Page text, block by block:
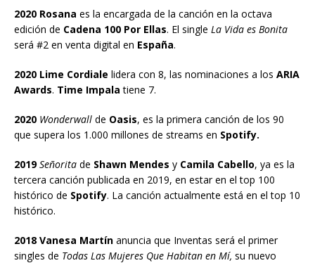
2020 Rosana es la encargada de la canción en la octava
edición de Cadena 100 Por Ellas. El single La Vida es Bonita
será #2 en venta digital en España.
2020 Lime Cordiale lidera con 8, las nominaciones a los ARIA
Awards. Time Impala tiene 7.
2020 Wonderwall de Oasis, es la primera canción de los 90
que supera los 1.000 millones de streams en Spotify.
2019Señorita de Shawn Mendes y Camila Cabello, ya es la
tercera canción publicada en 2019, en estar en el top 100
histórico de Spotify. La canción actualmente está en el top 10
histórico.
2018 Vanesa Martín anuncia que Inventas será el primer
singles de Todas Las Mujeres Que Habitan en Mí, su nuevo